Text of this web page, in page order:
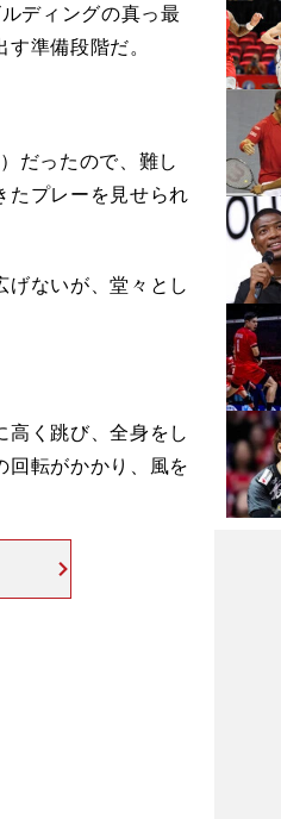
ディングの真っ最
準備段階だ。
だったので、難し
たプレーを見せられ
ないが、堂々とし
く跳び、全身をし
回転がかかり、風を